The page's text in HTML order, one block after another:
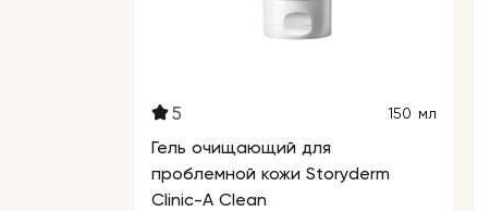
5 150 мл
Гель очищающий для
проблемной кожи Storyderm
Clinic-A Clean